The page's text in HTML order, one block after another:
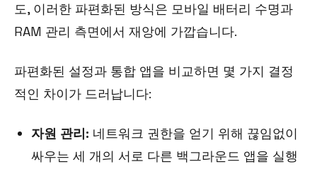
도, 이러한 파편화된 방식은 모바일 배터리 수명과
RAM 관리 측면에서 재앙에 가깝습니다.
파편화된 설정과 통합 앱을 비교하면 몇 가지 결정
적인 차이가 드러납니다:
자원 관리: 네트워크 권한을 얻기 위해 끊임없이
싸우는 세 개의 서로 다른 백그라운드 앱을 실행